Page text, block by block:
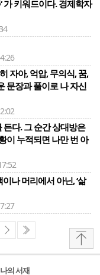
‘ 가 키워드이다. 경제학자
자아, 억압, 무의식, 꿈,
문장과 풀이로 나 자신
다. 그 순간 상대방은
이 누적되면 나만 번 아
나 머리에서 아닌, ‘삶
나의 서재